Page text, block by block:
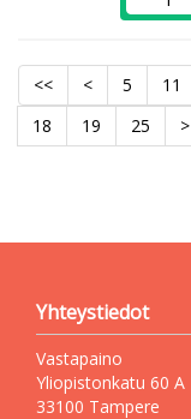
<< < 5 11
18
19 25 >
Yhteystiedot
Vastapaino
Yliopistonkatu 60 A
33100 Tampere